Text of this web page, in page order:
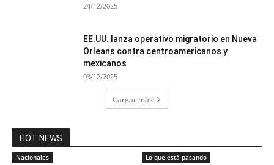
24/12/2025
EE.UU. lanza operativo migratorio en Nueva
Orleans contra centroamericanos y
mexicanos
03/12/2025
Cargar más
HOT NEWS
Nacionales Lo que está pasando